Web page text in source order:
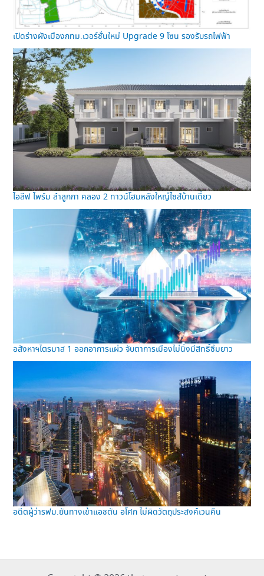
เปิดร่างผังเมืองกทม.เวอร์ชั่นใหม่ Upgrade 9 โซน รองรับรถไฟฟ้า
ไอลีฟ ไพร์ม ลำลูกกา คลอง 2 ทาวน์โฮมหลังใหญ่ไซส์บ้านเดี่ยว
อสังหาฯไตรมาส 1 ออกอาการแผ่ว จับตาการเมืองไม่นิ่งมีสิทธิ์ซึมยาว
อดีตผู้ว่ารฟม.ยันทางเข้าแอชตัน อโศก ไม่ผิดวัตถุประสงค์เวนคืน